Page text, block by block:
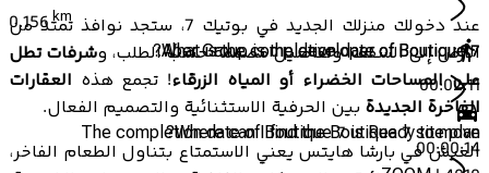
عند دخولك منزلك الجديد في بوتيك 7، ستجد نوافذ تمتد من
الأرض إلى السقف، وتفاصيل مصممة حسب الطلب، وشرفات تطل
على المساحات الخضراء أو المياه الزرقاء! تجمع هذه العقارات
الفاخرة الجديدة بين الحرفية الاستثنائية والتصميم الفعال.
العيش في بارشا هايتس يعني الاستمتاع بتناول الطعام الفاخر،
0.156km
00:02:11
00:00:14
Aber Group is the developer of Boutique 7.
What is the completion date of Boutique 7?
The completion date of Boutique 7 is Ready to move
Where can I find the Boutique 7 site plan?